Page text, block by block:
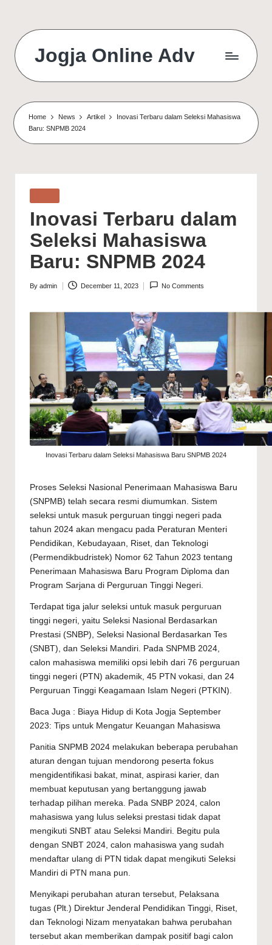
Jogja Online Adv
&
Digital
Connection
Agency
Home News Artikel
Inovasi Terbaru dalam Seleksi Mahasiswa
Baru: SNPMB 2024
in
Inovasi Terbaru dalam
Seleksi Mahasiswa
Baru: SNPMB 2024
Posted
By admin December 11, 2023 No Comments
Inovasi Terbaru dalam Seleksi Mahasiswa Baru SNPMB 2024
Proses Seleksi Nasional Penerimaan Mahasiswa Baru
(SNPMB) telah secara resmi diumumkan. Sistem
seleksi untuk masuk perguruan tinggi negeri pada
tahun 2024 akan mengacu pada Peraturan Menteri
Pendidikan, Kebudayaan, Riset, dan Teknologi
(Permendikbudristek) Nomor 62 Tahun 2023 tentang
Penerimaan Mahasiswa Baru Program Diploma dan
Program Sarjana di Perguruan Tinggi Negeri.
Terdapat tiga jalur seleksi untuk masuk perguruan
tinggi negeri, yaitu Seleksi Nasional Berdasarkan
Prestasi (SNBP), Seleksi Nasional Berdasarkan Tes
(SNBT), dan Seleksi Mandiri. Pada SNPMB 2024,
calon mahasiswa memiliki opsi lebih dari 76 perguruan
tinggi negeri (PTN) akademik, 45 PTN vokasi, dan 24
Perguruan Tinggi Keagamaan Islam Negeri (PTKIN).
Baca Juga : Biaya Hidup di Kota Jogja September
2023: Tips untuk Mengatur Keuangan Mahasiswa
Panitia SNPMB 2024 melakukan beberapa perubahan
aturan dengan tujuan mendorong peserta fokus
mengidentifikasi bakat, minat, aspirasi karier, dan
membuat keputusan yang bertanggung jawab
terhadap pilihan mereka. Pada SNBP 2024, calon
mahasiswa yang lulus seleksi prestasi tidak dapat
mengikuti SNBT atau Seleksi Mandiri. Begitu pula
dengan SNBT 2024, calon mahasiswa yang sudah
mendaftar ulang di PTN tidak dapat mengikuti Seleksi
Mandiri di PTN mana pun.
Menyikapi perubahan aturan tersebut, Pelaksana
tugas (Plt.) Direktur Jenderal Pendidikan Tinggi, Riset,
dan Teknologi Nizam menyatakan bahwa perubahan
tersebut akan memberikan dampak positif bagi calon